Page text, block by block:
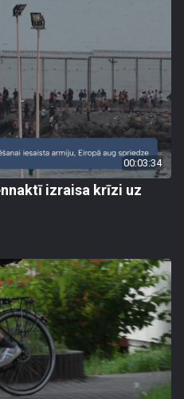
00:03:34
izraisa krīzi uz